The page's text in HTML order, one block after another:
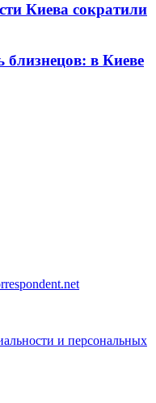
Киева сократили
в Киеве
и персональных